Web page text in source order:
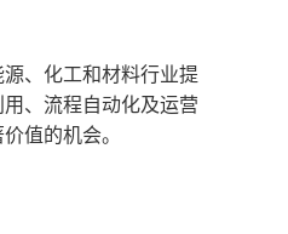
、化工和材料行业提
、流程自动化及运营
值的机会。